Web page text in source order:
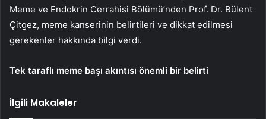
Meme ve Endokrin Cerrahisi Bölümü’nden Prof. Dr. Bülent
Çitgez, meme kanserinin belirtileri ve dikkat edilmesi
gerekenler hakkında bilgi verdi.
Tek taraflı meme başı akıntısı önemli bir belirti
İlgili Makaleler